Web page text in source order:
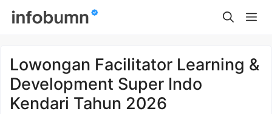
Skip
Lowongan Facilitator Learning &
Development Super Indo
Kendari Tahun 2026